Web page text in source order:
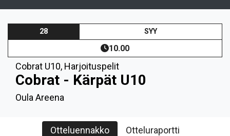
28 SYY
10.00
Cobrat U10, Harjoituspelit
Cobrat - Kärpät U10
Oula Areena
Otteluennakko Otteluraportti